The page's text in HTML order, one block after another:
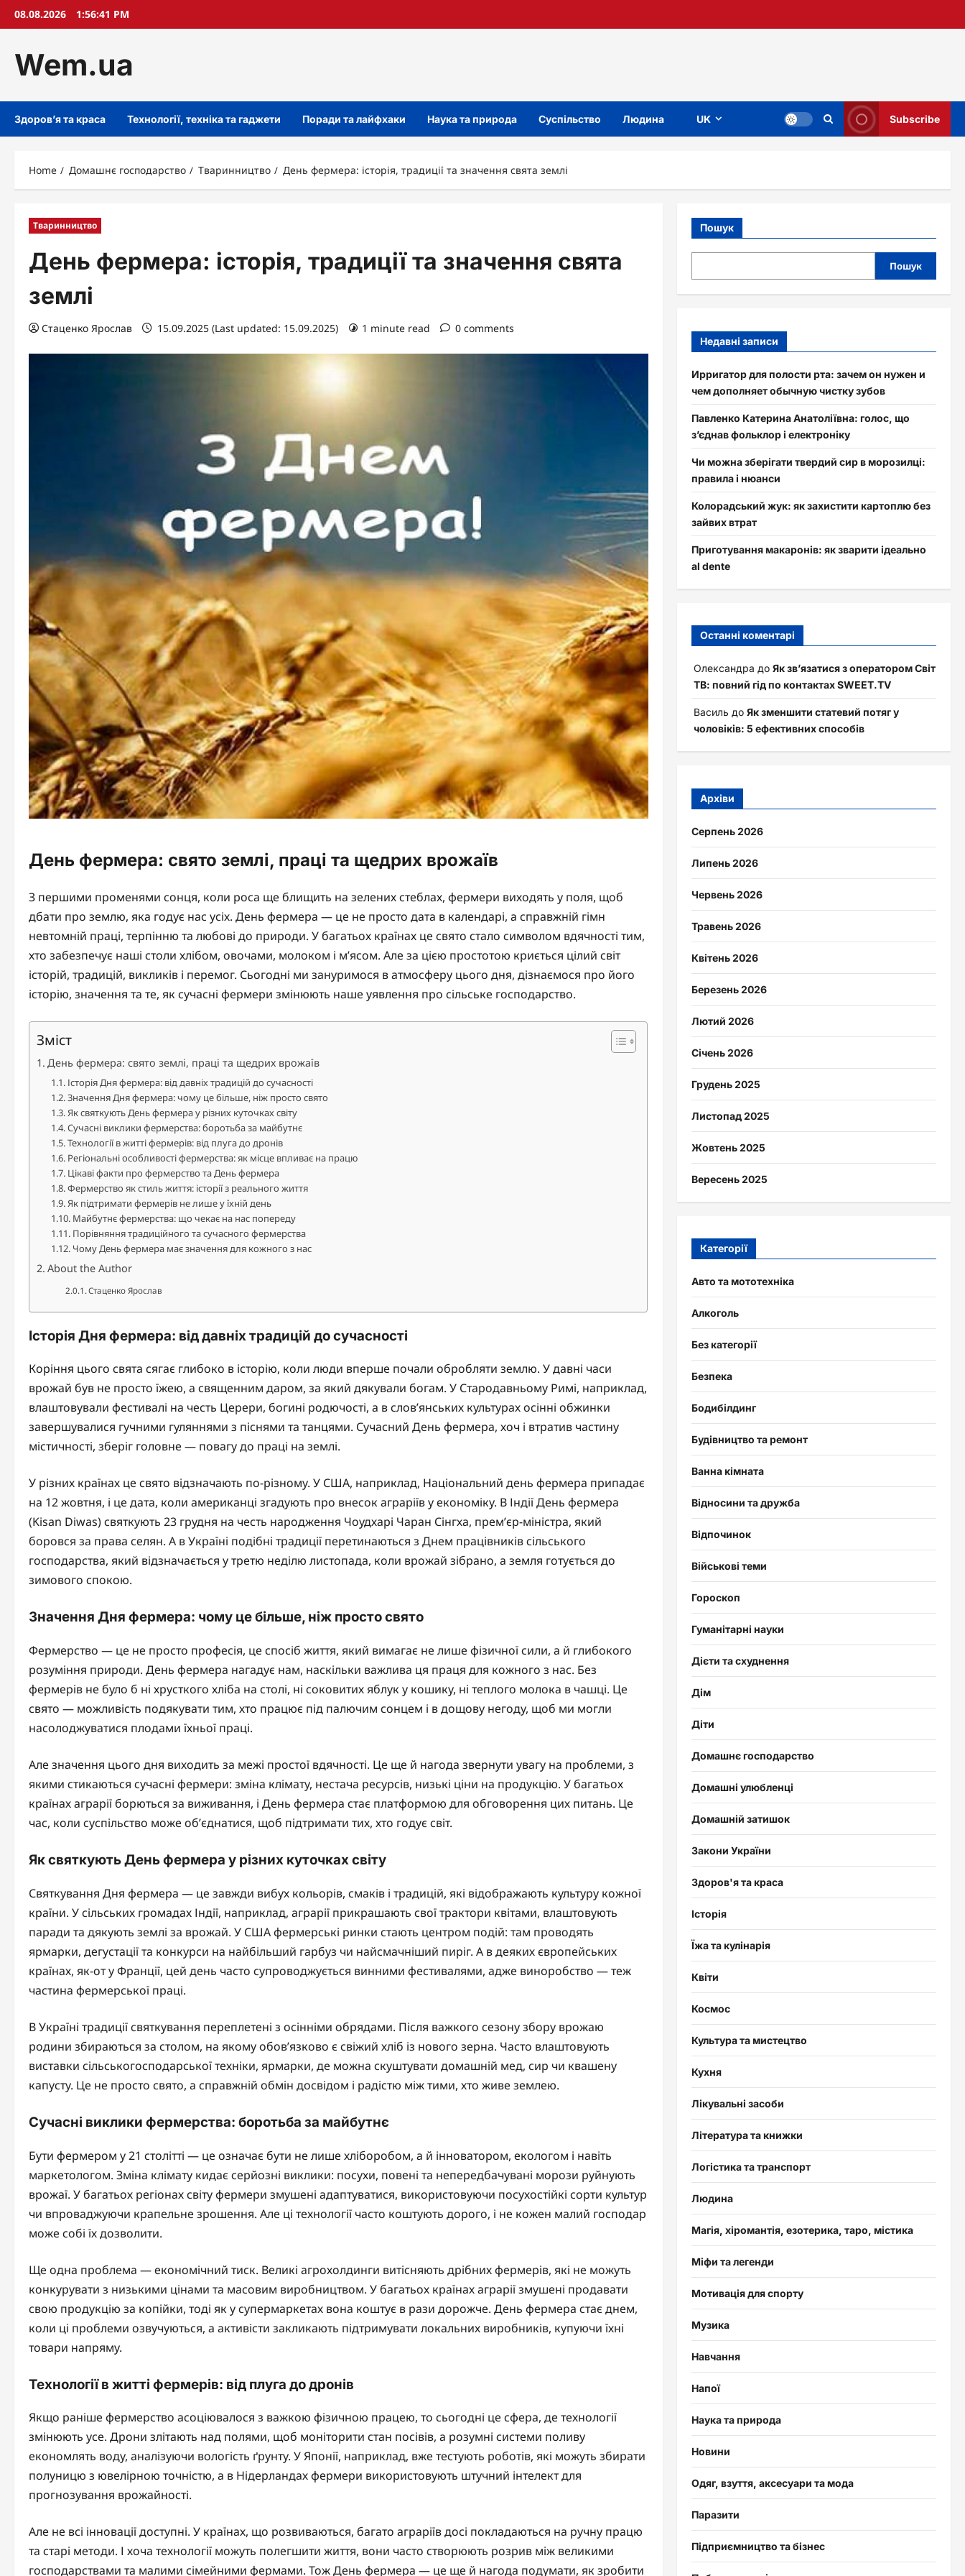
Skip08.08.2026 1:56:42 PM
Wem.ua
Здоров’я та краса Технології, техніка та гаджети Поради та лайфхаки Наука та природа Суспільство Людина UK Subscribe
Home Домашнє господарство Тваринництво День фермера: історія, традиції та значення свята землі
Тваринництво
День фермера: історія, традиції та значення свята
землі
Стаценко Ярослав 15.09.2025 (Last updated: 15.09.2025) 1 minute read 0 comments
День фермера: свято землі, праці та щедрих врожаїв
З першими променями сонця, коли роса ще блищить на зелених стеблах, фермери виходять у поля, щоб
дбати про землю, яка годує нас усіх. День фермера — це не просто дата в календарі, а справжній гімн
невтомній праці, терпінню та любові до природи. У багатьох країнах це свято стало символом вдячності тим,
хто забезпечує наші столи хлібом, овочами, молоком і м’ясом. Але за цією простотою криється цілий світ
історій, традицій, викликів і перемог. Сьогодні ми зануримося в атмосферу цього дня, дізнаємося про його
історію, значення та те, як сучасні фермери змінюють наше уявлення про сільське господарство.
Зміст
День фермера: свято землі, праці та щедрих врожаїв
Історія Дня фермера: від давніх традицій до сучасності
Значення Дня фермера: чому це більше, ніж просто свято
Як святкують День фермера у різних куточках світу
Сучасні виклики фермерства: боротьба за майбутнє
Технології в житті фермерів: від плуга до дронів
Регіональні особливості фермерства: як місце впливає на працю
Цікаві факти про фермерство та День фермера
Фермерство як стиль життя: історії з реального життя
Як підтримати фермерів не лише у їхній день
Майбутнє фермерства: що чекає на нас попереду
Порівняння традиційного та сучасного фермерства
Чому День фермера має значення для кожного з нас
About the Author
Стаценко Ярослав
Історія Дня фермера: від давніх традицій до сучасності
Коріння цього свята сягає глибоко в історію, коли люди вперше почали обробляти землю. У давні часи
врожай був не просто їжею, а священним даром, за який дякували богам. У Стародавньому Римі, наприклад,
влаштовували фестивалі на честь Церери, богині родючості, а в слов’янських культурах осінні обжинки
завершувалися гучними гуляннями з піснями та танцями. Сучасний День фермера, хоч і втратив частину
містичності, зберіг головне — повагу до праці на землі.
У різних країнах це свято відзначають по-різному. У США, наприклад, Національний день фермера припадає
на 12 жовтня, і це дата, коли американці згадують про внесок аграріїв у економіку. В Індії День фермера
(Kisan Diwas) святкують 23 грудня на честь народження Чоудхарі Чаран Сінгха, прем’єр-міністра, який
боровся за права селян. А в Україні подібні традиції перетинаються з Днем працівників сільського
господарства, який відзначається у третю неділю листопада, коли врожай зібрано, а земля готується до
зимового спокою.
Значення Дня фермера: чому це більше, ніж просто свято
Фермерство — це не просто професія, це спосіб життя, який вимагає не лише фізичної сили, а й глибокого
розуміння природи. День фермера нагадує нам, наскільки важлива ця праця для кожного з нас. Без
фермерів не було б ні хрусткого хліба на столі, ні соковитих яблук у кошику, ні теплого молока в чашці. Це
свято — можливість подякувати тим, хто працює під палючим сонцем і в дощову негоду, щоб ми могли
насолоджуватися плодами їхньої праці.
Але значення цього дня виходить за межі простої вдячності. Це ще й нагода звернути увагу на проблеми, з
якими стикаються сучасні фермери: зміна клімату, нестача ресурсів, низькі ціни на продукцію. У багатьох
країнах аграрії борються за виживання, і День фермера стає платформою для обговорення цих питань. Це
час, коли суспільство може об’єднатися, щоб підтримати тих, хто годує світ.
Як святкують День фермера у різних куточках світу
Святкування Дня фермера — це завжди вибух кольорів, смаків і традицій, які відображають культуру кожної
країни. У сільських громадах Індії, наприклад, аграрії прикрашають свої трактори квітами, влаштовують
паради та дякують землі за врожай. У США фермерські ринки стають центром подій: там проводять
ярмарки, дегустації та конкурси на найбільший гарбуз чи найсмачніший пиріг. А в деяких європейських
країнах, як-от у Франції, цей день часто супроводжується винними фестивалями, адже виноробство — теж
частина фермерської праці.
В Україні традиції святкування переплетені з осінніми обрядами. Після важкого сезону збору врожаю
родини збираються за столом, на якому обов’язково є свіжий хліб із нового зерна. Часто влаштовують
виставки сільськогосподарської техніки, ярмарки, де можна скуштувати домашній мед, сир чи квашену
капусту. Це не просто свято, а справжній обмін досвідом і радістю між тими, хто живе землею.
Сучасні виклики фермерства: боротьба за майбутнє
Бути фермером у 21 столітті — це означає бути не лише хліборобом, а й інноватором, екологом і навіть
маркетологом. Зміна клімату кидає серйозні виклики: посухи, повені та непередбачувані морози руйнують
врожаї. У багатьох регіонах світу фермери змушені адаптуватися, використовуючи посухостійкі сорти культур
чи впроваджуючи крапельне зрошення. Але ці технології часто коштують дорого, і не кожен малий господар
може собі їх дозволити.
Ще одна проблема — економічний тиск. Великі агрохолдинги витісняють дрібних фермерів, які не можуть
конкурувати з низькими цінами та масовим виробництвом. У багатьох країнах аграрії змушені продавати
свою продукцію за копійки, тоді як у супермаркетах вона коштує в рази дорожче. День фермера стає днем,
коли ці проблеми озвучуються, а активісти закликають підтримувати локальних виробників, купуючи їхні
товари напряму.
Технології в житті фермерів: від плуга до дронів
Якщо раніше фермерство асоціювалося з важкою фізичною працею, то сьогодні це сфера, де технології
змінюють усе. Дрони злітають над полями, щоб моніторити стан посівів, а розумні системи поливу
економлять воду, аналізуючи вологість ґрунту. У Японії, наприклад, вже тестують роботів, які можуть збирати
полуницю з ювелірною точністю, а в Нідерландах фермери використовують штучний інтелект для
прогнозування врожайності.
Але не всі інновації доступні. У країнах, що розвиваються, багато аграріїв досі покладаються на ручну працю
та старі методи. І хоча технології можуть полегшити життя, вони часто створюють розрив між великими
господарствами та малими сімейними фермами. Тож День фермера — це ще й нагода подумати, як зробити
Пошук
Пошук
Недавні записи
Ирригатор для полости рта: зачем он нужен и
чем дополняет обычную чистку зубов
Павленко Катерина Анатоліївна: голос, що
з’єднав фольклор і електроніку
Чи можна зберігати твердий сир в морозилці:
правила і нюанси
Колорадський жук: як захистити картоплю без
зайвих втрат
Приготування макаронів: як зварити ідеально
al dente
Останні коментарі
Олександра до Як зв’язатися з оператором Світ
ТВ: повний гід по контактах SWEET.TV
Василь до Як зменшити статевий потяг у
чоловіків: 5 ефективних способів
Архіви
Серпень 2026
Липень 2026
Червень 2026
Травень 2026
Квітень 2026
Березень 2026
Лютий 2026
Січень 2026
Грудень 2025
Листопад 2025
Жовтень 2025
Вересень 2025
Категорії
Авто та мототехніка
Алкоголь
Без категорії
Безпека
Бодибілдинг
Будівництво та ремонт
Ванна кімната
Відносини та дружба
Відпочинок
Військові теми
Гороскоп
Гуманітарні науки
Дієти та схуднення
Дім
Діти
Домашнє господарство
Домашні улюбленці
Домашній затишок
Закони України
Здоров'я та краса
Історія
Їжа та кулінарія
Квіти
Космос
Культура та мистецтво
Кухня
Лікувальні засоби
Література та книжки
Логістика та транспорт
Людина
Магія, хіромантія, езотерика, таро, містика
Міфи та легенди
Мотивація для спорту
Музика
Навчання
Напої
Наука та природа
Новини
Одяг, взуття, аксесуари та мода
Паразити
Підприємництво та бізнес